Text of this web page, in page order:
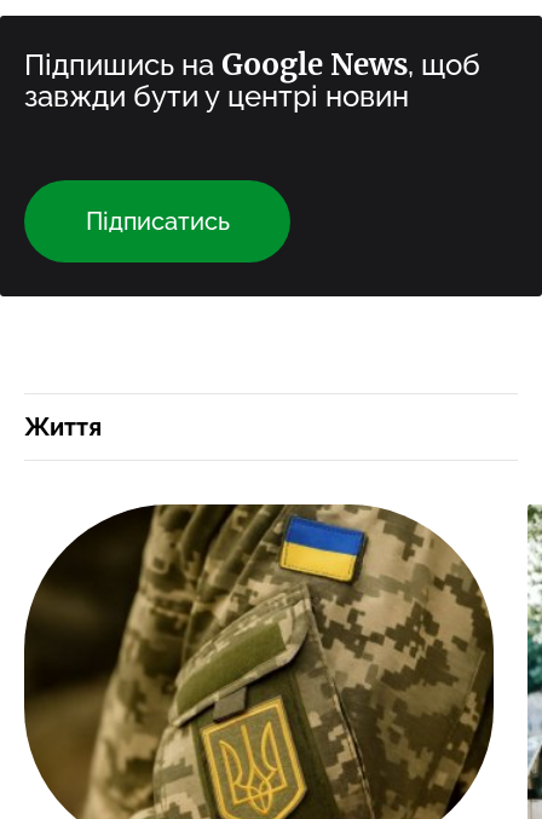
Підпишись на Google News, щоб
завжди бути у центрі новин
Підписатись
Життя